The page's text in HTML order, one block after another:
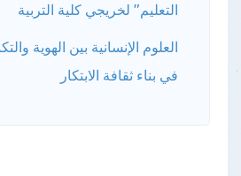
التعليم" لخريجي كلية التربية
العلوم الإنسانية بين الهوية
في بناء ثقافة الابتكار